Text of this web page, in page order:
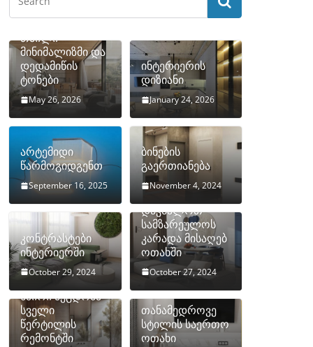
თბილი
მინიმალიზმი და
დედამიწის
ტონები
May 26, 2026
ინტერიერის
დიზიანი
January 24, 2026
არტემიდი
წარმოგიდგენთ
September 16, 2025
ბინების
გაერთიანება
November 4, 2024
კონტრასტები
ინტერიერში
October 29, 2024
როგორ
დავმალოთ
სამზარეულოს
კარადა მისაღებ
ოთახში
October 27, 2024
ხშირი შეცდომა
სველი
წერტილის
რემონტში
თანამედროვე
სტილის საერთო
ოთახი